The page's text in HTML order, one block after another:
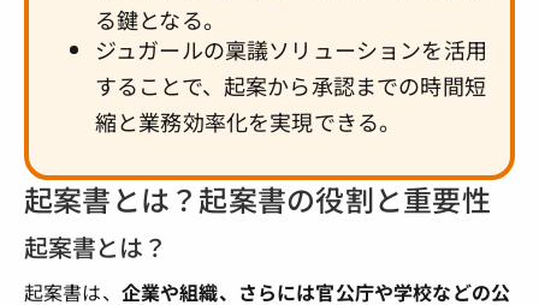
る鍵となる。
ジュガールの稟議ソリューションを活用
することで、起案から承認までの時間短
縮と業務効率化を実現できる。
起案書とは？起案書の役割と重要性
起案書とは？
起案書は、 企業や組織、さらには官公庁や学校などの公